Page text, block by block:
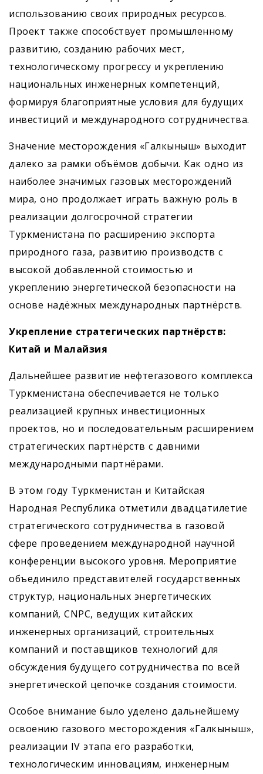
использованию своих природных ресурсов.
Проект также способствует промышленному
развитию, созданию рабочих мест,
технологическому прогрессу и укреплению
национальных инженерных компетенций,
формируя благоприятные условия для будущих
инвестиций и международного сотрудничества.
Значение месторождения «Галкыныш» выходит
далеко за рамки объёмов добычи. Как одно из
наиболее значимых газовых месторождений
мира, оно продолжает играть важную роль в
реализации долгосрочной стратегии
Туркменистана по расширению экспорта
природного газа, развитию производств с
высокой добавленной стоимостью и
укреплению энергетической безопасности на
основе надёжных международных партнёрств.
Укрепление стратегических партнёрств:
Китай и Малайзия
Дальнейшее развитие нефтегазового комплекса
Туркменистана обеспечивается не только
реализацией крупных инвестиционных
проектов, но и последовательным расширением
стратегических партнёрств с давними
международными партнёрами.
В этом году Туркменистан и Китайская
Народная Республика отметили двадцатилетие
стратегического сотрудничества в газовой
сфере проведением международной научной
конференции высокого уровня. Мероприятие
объединило представителей государственных
структур, национальных энергетических
компаний, CNPC, ведущих китайских
инженерных организаций, строительных
компаний и поставщиков технологий для
обсуждения будущего сотрудничества по всей
энергетической цепочке создания стоимости.
Особое внимание было уделено дальнейшему
освоению газового месторождения «Галкыныш»,
реализации IV этапа его разработки,
технологическим инновациям, инженерным